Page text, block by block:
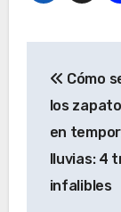
de
Cómo
los
en
lluvias: 4
infalibles